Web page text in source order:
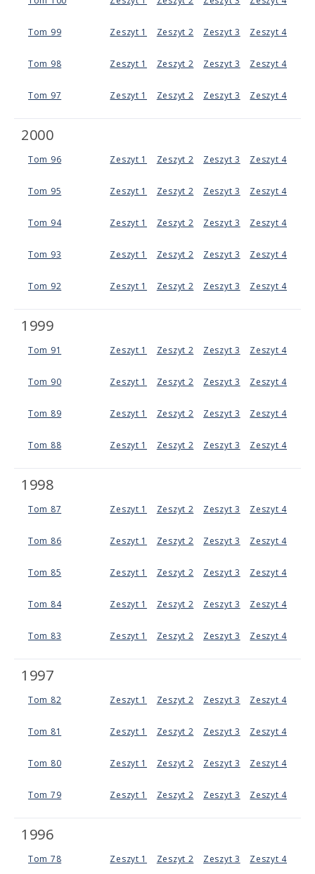
Tom 99 Zeszyt 1 Zeszyt 2 Zeszyt 3 Zeszyt 4
Tom 98 Zeszyt 1 Zeszyt 2 Zeszyt 3 Zeszyt 4
Tom 97 Zeszyt 1 Zeszyt 2 Zeszyt 3 Zeszyt 4
2000
Tom 96 Zeszyt 1 Zeszyt 2 Zeszyt 3 Zeszyt 4
Tom 95 Zeszyt 1 Zeszyt 2 Zeszyt 3 Zeszyt 4
Tom 94 Zeszyt 1 Zeszyt 2 Zeszyt 3 Zeszyt 4
Tom 93 Zeszyt 1 Zeszyt 2 Zeszyt 3 Zeszyt 4
Tom 92 Zeszyt 1 Zeszyt 2 Zeszyt 3 Zeszyt 4
1999
Tom 91 Zeszyt 1 Zeszyt 2 Zeszyt 3 Zeszyt 4
Tom 90 Zeszyt 1 Zeszyt 2 Zeszyt 3 Zeszyt 4
Tom 89 Zeszyt 1 Zeszyt 2 Zeszyt 3 Zeszyt 4
Tom 88 Zeszyt 1 Zeszyt 2 Zeszyt 3 Zeszyt 4
1998
Tom 87 Zeszyt 1 Zeszyt 2 Zeszyt 3 Zeszyt 4
Tom 86 Zeszyt 1 Zeszyt 2 Zeszyt 3 Zeszyt 4
Tom 85 Zeszyt 1 Zeszyt 2 Zeszyt 3 Zeszyt 4
Tom 84 Zeszyt 1 Zeszyt 2 Zeszyt 3 Zeszyt 4
Tom 83 Zeszyt 1 Zeszyt 2 Zeszyt 3 Zeszyt 4
1997
Tom 82 Zeszyt 1 Zeszyt 2 Zeszyt 3 Zeszyt 4
Tom 81 Zeszyt 1 Zeszyt 2 Zeszyt 3 Zeszyt 4
Tom 80 Zeszyt 1 Zeszyt 2 Zeszyt 3 Zeszyt 4
Tom 79 Zeszyt 1 Zeszyt 2 Zeszyt 3 Zeszyt 4
1996
Tom 78 Zeszyt 1 Zeszyt 2 Zeszyt 3 Zeszyt 4